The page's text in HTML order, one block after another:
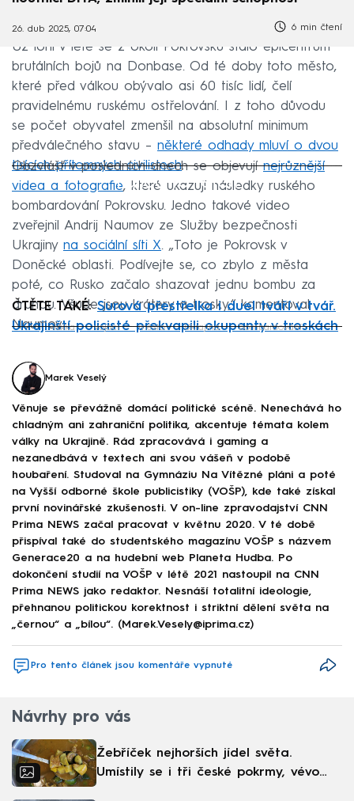
26. dub 2025, 07:04 6 min čtení
Už loni v létě se z okolí Pokrovsku stalo epicentrum
brutálních bojů na Donbase. Od té doby toto město,
které před válkou obývalo asi 60 tisíc lidí, čelí
pravidelnému ruskému ostřelování. I z toho důvodu
se počet obyvatel zmenšil na absolutní minimum
předválečného stavu – některé odhady mluví o dvou
tisících přítomných civilistech.
Failed to fetch
Obzvlášť v posledních dnech se objevujínejrůznější
videa a fotografie, které ukazují následky ruského
bombardování Pokrovsku. Jedno takové video
zveřejnil Andrij Naumov ze Služby bezpečnosti
Ukrajiny na sociální síti X. „Toto je Pokrovsk v
Doněcké oblasti. Podívejte se, co zbylo z města
poté, co Rusko začalo shazovat jednu bombu za
druhou. Všude jsou krátery a trosky,“ komentoval
Naumov.
ČTĚTE TAKÉ:Surová přestřelka i duel tváří v tvář.
Ukrajinští policisté překvapili okupanty v troskách
válka vojáci město Ukrajina bombardování
Marek Veselý
Věnuje se převážně domácí politické scéně. Nenechává ho
chladným ani zahraniční politika, akcentuje témata kolem
války na Ukrajině. Rád zpracovává i gaming a
nezanedbává v textech ani svou vášeň v podobě
houbaření. Studoval na Gymnáziu Na Vítězné pláni a poté
na Vyšší odborné škole publicistiky (VOŠP), kde také získal
první novinářské zkušenosti. V on-line zpravodajství CNN
Prima NEWS začal pracovat v květnu 2020. V té době
přispíval také do studentského magazínu VOŠP s názvem
Generace20 a na hudební web Planeta Hudba. Po
dokončení studií na VOŠP v létě 2021 nastoupil na CNN
Prima NEWS jako redaktor. Nesnáší totalitní ideologie,
přehnanou politickou korektnost i striktní dělení světa na
„černou“ a „bílou“. (Marek.Vesely@iprima.cz)
Pro tento článek jsou komentáře vypnuté
Návrhy pro vás
Žebříček nejhorších jídel světa.
Umístily se i tři české pokrmy, vévodí